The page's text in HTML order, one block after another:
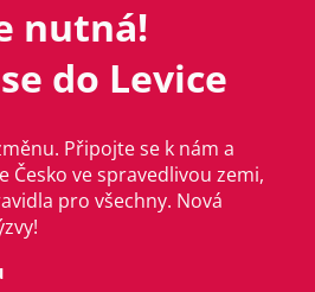
nutná!
do Levice
Připojte se k nám a
Česko ve spravedlivou zemi,
pro všechny. Nová